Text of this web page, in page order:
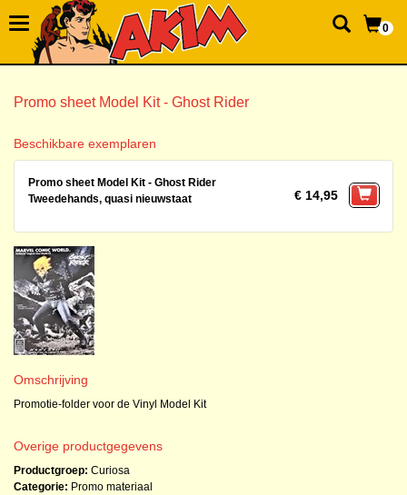
0
Promo sheet Model Kit - Ghost Rider
Beschikbare exemplaren
Promo sheet Model Kit - Ghost Rider
Tweedehands, quasi nieuwstaat
€ 14,95
Omschrijving
Promotie-folder voor de Vinyl Model Kit
Overige productgegevens
Productgroep: Curiosa
Categorie: Promo materiaal